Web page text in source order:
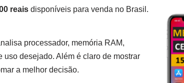
reais disponíveis para venda no Brasil.
processador, memória RAM,
desejado. Além é claro de mostrar
a melhor decisão.